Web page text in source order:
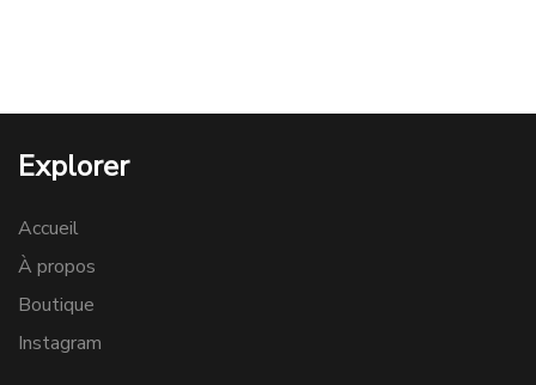
Explorer
Accueil
À propos
Boutique
Instagram